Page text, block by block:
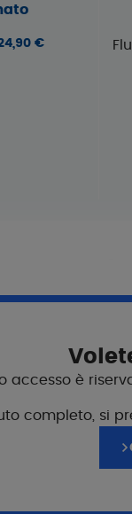
€
Applicare
accesso è
completo, si